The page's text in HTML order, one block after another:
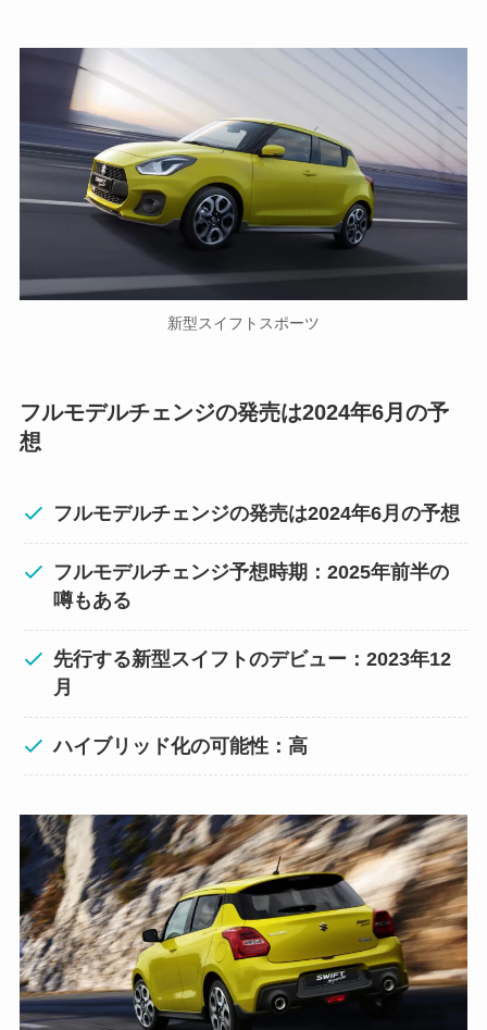
新型スイフトスポーツ
フルモデルチェンジの発売は2024年6月の予
想
フルモデルチェンジの発売は2024年6月の予想
フルモデルチェンジ予想時期：2025年前半の
噂もある
先行する新型スイフトのデビュー：2023年12
月
ハイブリッド化の可能性：高